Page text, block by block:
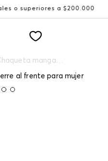
a $200.000
Chaqueta manga larga con cierre al frente para mujer